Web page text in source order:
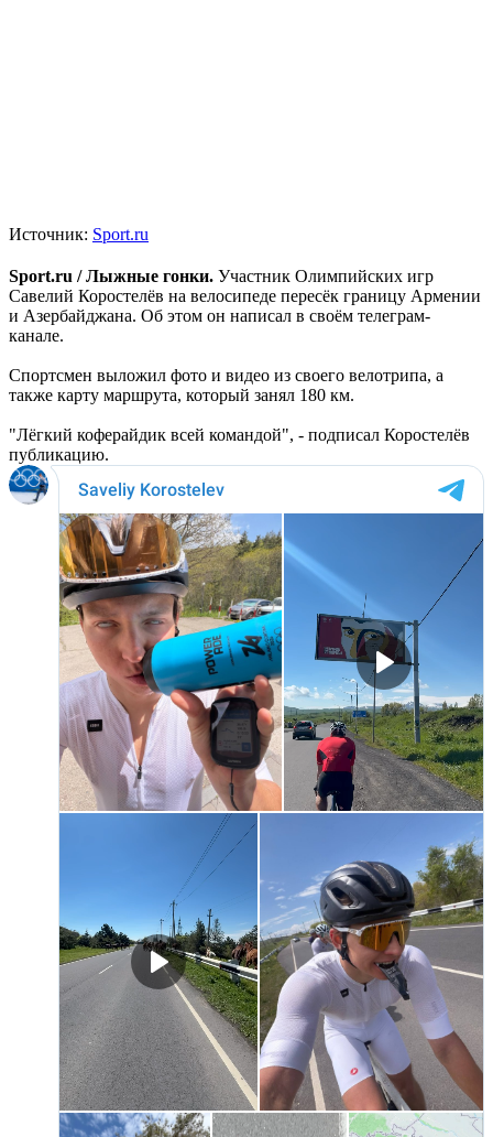
Источник: Sport.ru
Sport.ru / Лыжные гонки. Участник Олимпийских игр
Савелий Коростелёв на велосипеде пересёк границу Армении
и Азербайджана. Об этом он написал в своём телеграм-
канале.
Спортсмен выложил фото и видео из своего велотрипа, а
также карту маршрута, который занял 180 км.
"Лёгкий коферайдик всей командой", - подписал Коростелёв
публикацию.